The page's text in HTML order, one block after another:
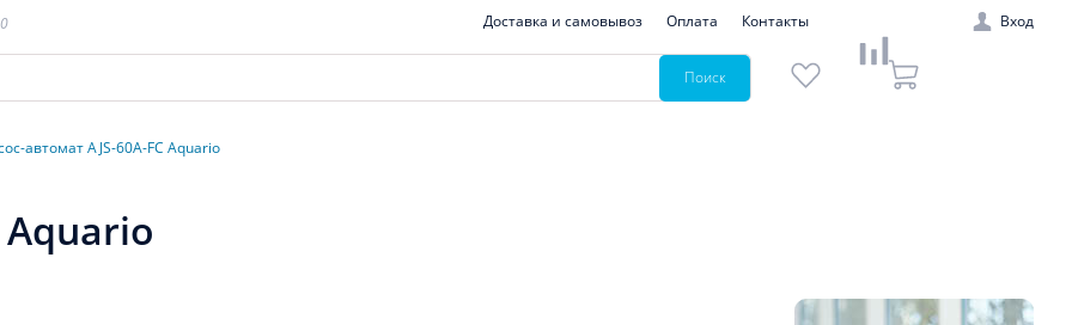
Доставка и самовывоз Оплата Контакты Вход
Поиск
автомат AJS-60A-FC Aquario
Aquario